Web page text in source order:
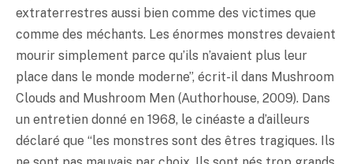
extraterrestres aussi bien comme des victimes que
comme des méchants. Les énormes monstres devaient
mourir simplement parce qu’ils n’avaient plus leur
place dans le monde moderne”, écrit-il dans Mushroom
Clouds and Mushroom Men (Authorhouse, 2009). Dans
un entretien donné en 1968, le cinéaste a d’ailleurs
déclaré que “les monstres sont des êtres tragiques. Ils